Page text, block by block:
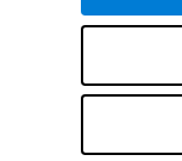
Bambini dotati